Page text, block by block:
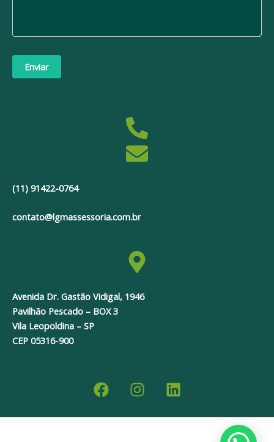
(11) 91422-0764
contato@lgmassessoria.com.br
Avenida Dr. Gastão Vidigal, 1946
Pavilhão Pescado – BOX 3
Vila Leopoldina – SP
CEP 05316-900
F
a
c
I
n
s
L
i
n